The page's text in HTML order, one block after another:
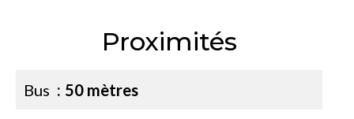
Proximités
Bus 50 mètres